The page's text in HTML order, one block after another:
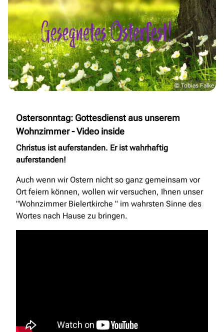
© Tobias Falke
Ostersonntag: Gottesdienst aus unserem
Wohnzimmer - Video inside
Christus ist auferstanden. Er ist wahrhaftig
auferstanden!
Auch wenn wir Ostern nicht so ganz gemeinsam vor
Ort feiern können, wollen wir versuchen, Ihnen unser
"Wohnzimmer Bielertkirche " im wahrsten Sinne des
Wortes nach Hause zu bringen.